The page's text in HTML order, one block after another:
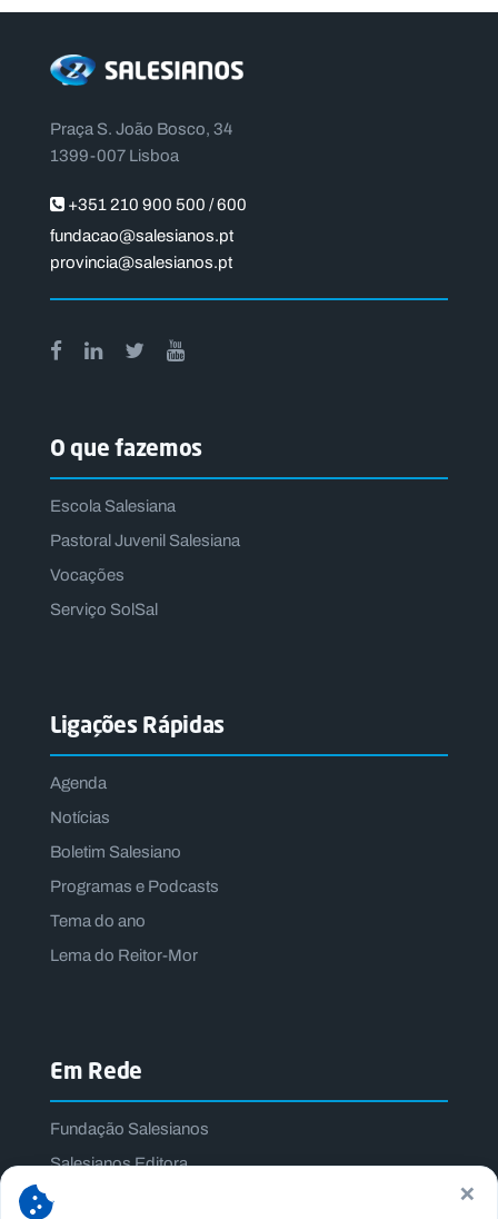
Praça S. João Bosco, 34
1399-007 Lisboa
+351 210 900 500 / 600
fundacao@salesianos.pt
provincia@salesianos.pt
O que fazemos
Escola Salesiana
Pastoral Juvenil Salesiana
Vocações
Serviço SolSal
Ligações Rápidas
Agenda
Notícias
Boletim Salesiano
Programas e Podcasts
Tema do ano
Lema do Reitor-Mor
Em Rede
Fundação Salesianos
Salesianos Editora
Família Salesiana
×